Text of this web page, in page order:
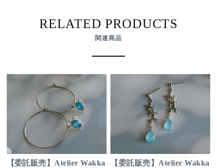
RELATED PRODUCTS
関連商品
【委託販売】Atelier Wakka
【委託販売】Atelier Wakka